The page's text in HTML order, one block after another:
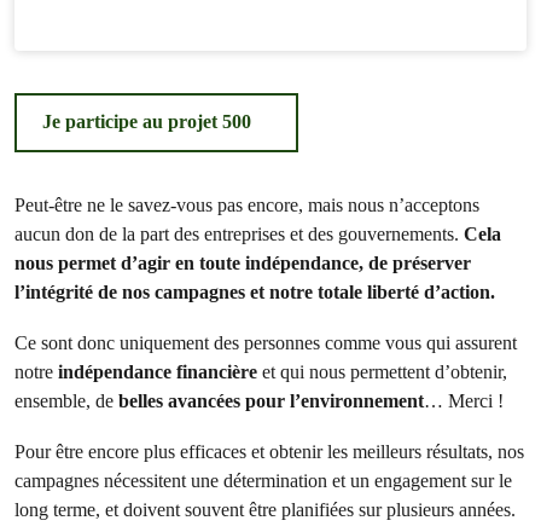
Je participe au projet 500
Peut-être ne le savez-vous pas encore, mais nous n’acceptons
aucun don de la part des entreprises et des gouvernements. Cela
nous permet d’agir en toute indépendance, de préserver
l’intégrité de nos campagnes et notre totale liberté d’action.
Ce sont donc uniquement des personnes comme vous qui assurent
notre indépendance financière et qui nous permettent d’obtenir,
ensemble, de belles avancées pour l’environnement… Merci !
Pour être encore plus efficaces et obtenir les meilleurs résultats, nos
campagnes nécessitent une détermination et un engagement sur le
long terme, et doivent souvent être planifiées sur plusieurs années.